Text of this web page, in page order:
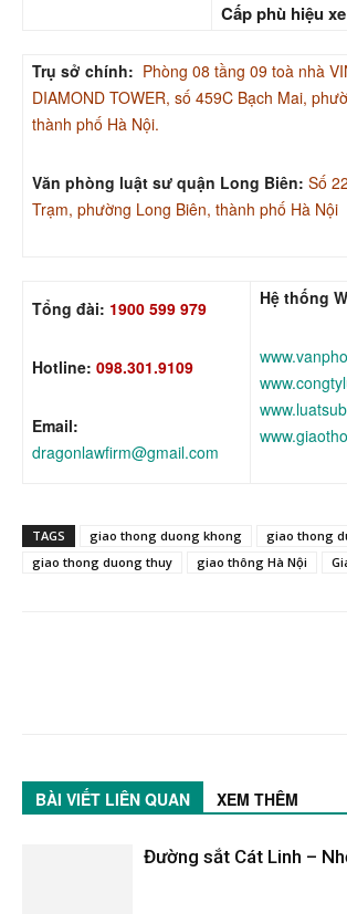
Cấp phù hiệu xe
Trụ sở chính: Phòng 08 tầng 09 toà nhà
DIAMOND TOWER, số 459C Bạch Mai,
thành phố Hà Nội.
Văn phòng luật sư quận Long Biên: Số
Trạm, phường Long Biên, thành phố Hà Nội
Tổng đài: 1900 599 979
Hotline: 098.301.9109
Email:
dragonlawfirm@gmail.com
Hệ thống
TAGS giao thong duong khong
giao thong
giao thong duong thuy
giao thông Hà Nội
BÀI VIẾT LIÊN QUAN XEM THÊM
Đường sắt Cát Linh –